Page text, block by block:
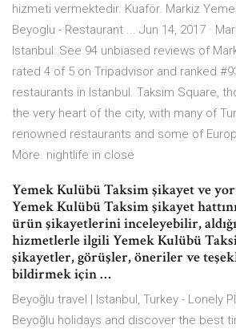
hizmeti vermektedir. Kuaför. Markiz
Beyoglu - Restaurant ... Jun 14, 2017 ·
Istanbul: See 94 unbiased reviews of
rated 4 of 5 on Tripadvisor and ranked
restaurants in Istanbul. Taksim Square,
the very heart of the city, with many of
renowned restaurants and some of
More. nightlife in close
Yemek Kulübü Taksim şikayet ve
Yemek Kulübü Taksim şikayet
ürün şikayetlerini inceleyebilir,
hizmetlerle ilgili Yemek Kulübü
şikayetler, görüşler, öneriler ve
bildirmek için …
Beyoğlu travel | Istanbul, Turkey - Lonely
Beyoğlu holidays and discover the best